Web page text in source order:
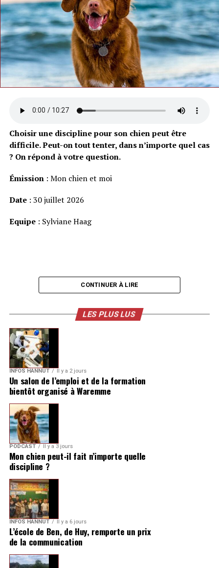
Choisir une discipline pour son chien peut être
difficile. Peut-on tout tenter, dans n’importe quel cas
? On répond à votre question.
Émission: Mon chien et moi
Date: 30 juillet 2026
Equipe: Sylviane Haag
CONTINUER À LIRE
LES PLUS LUS
INFOS HANNUT Il y a 2 jours
Un salon de l’emploi et de la formation
bientôt organisé à Waremme
PODCAST Il y a 3 jours
Mon chien peut-il fait n’importe quelle
discipline ?
INFOS HANNUT Il y a 6 jours
L’école de Ben, de Huy, remporte un prix
de la communication